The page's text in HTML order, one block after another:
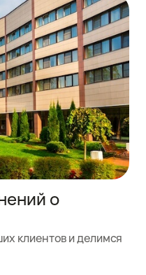
о
клиентов и делимся